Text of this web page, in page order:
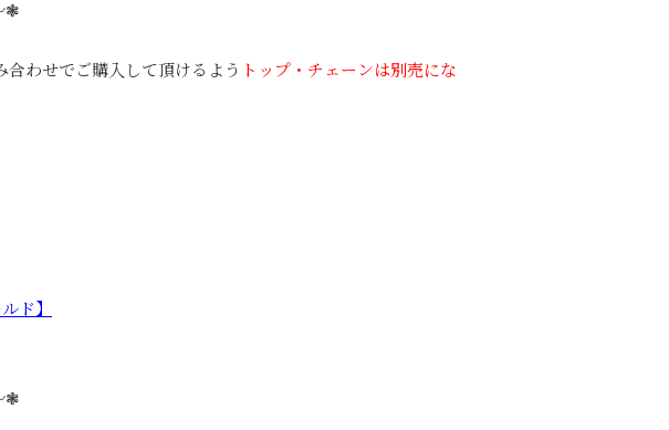
︎❃
合わせでご購入して頂けるよう トップ・チェーンは別売にな
ド】
︎❃